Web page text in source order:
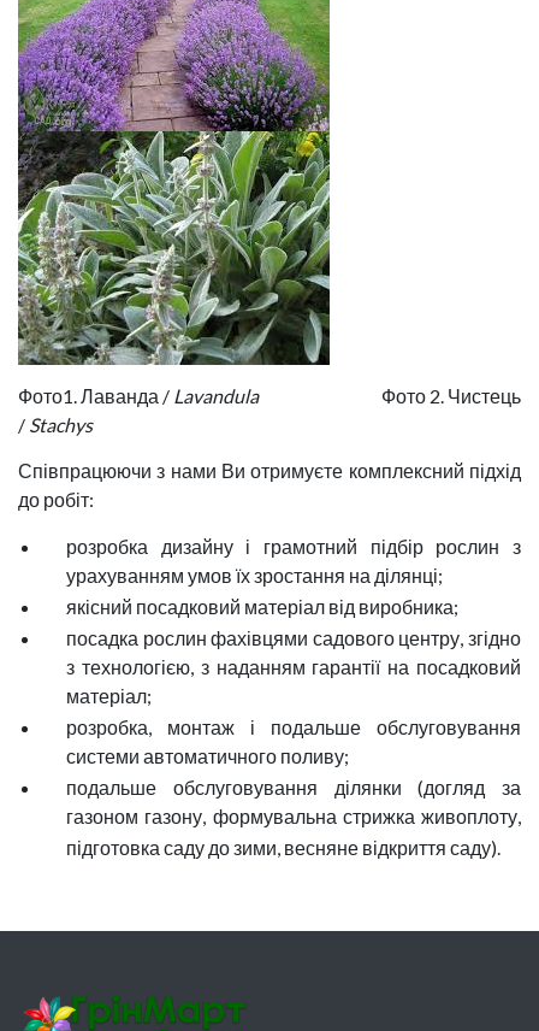
Фото1. Лаванда / Lavandula Фото 2. Чистець
/ Stachys
Співпрацюючи з нами Ви отримуєте комплексний підхід
до робіт:
розробка дизайну і грамотний підбір рослин з
урахуванням умов їх зростання на ділянці;
якісний посадковий матеріал від виробника;
посадка рослин фахівцями садового центру, згідно
з технологією, з наданням гарантії на посадковий
матеріал;
розробка, монтаж і подальше обслуговування
системи автоматичного поливу;
подальше обслуговування ділянки (догляд за
газоном газону, формувальна стрижка живоплоту,
підготовка саду до зими, весняне відкриття саду).